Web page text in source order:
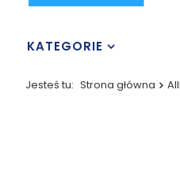
KATEGORIE
Jesteś tu: Strona główna